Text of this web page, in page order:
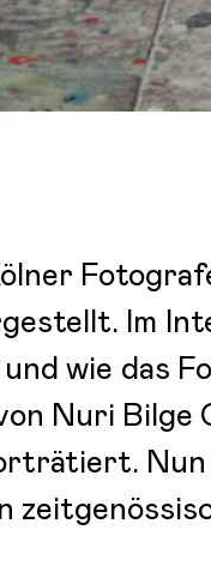
Im
wie das
Nuri Bilge
Nun